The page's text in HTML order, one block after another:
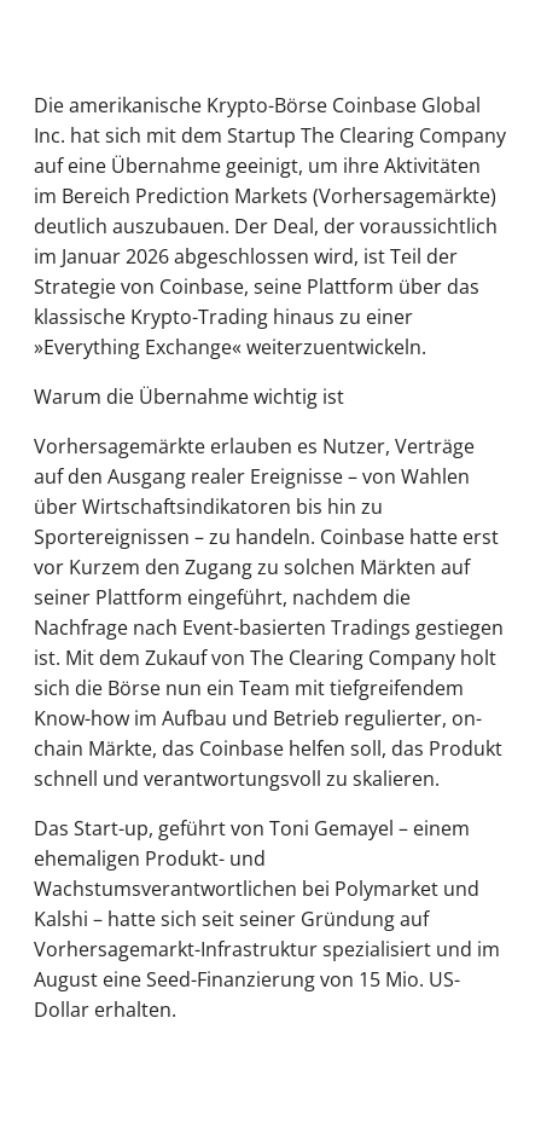
Die amerikanische Krypto-Börse Coinbase Global
Inc. hat sich mit dem Startup The Clearing Company
auf eine Übernahme geeinigt, um ihre Aktivitäten
im Bereich Prediction Markets (Vorhersagemärkte)
deutlich auszubauen. Der Deal, der voraussichtlich
im Januar 2026 abgeschlossen wird, ist Teil der
Strategie von Coinbase, seine Plattform über das
klassische Krypto-Trading hinaus zu einer
»Everything Exchange« weiterzuentwickeln.
Warum die Übernahme wichtig ist
Vorhersagemärkte erlauben es Nutzer, Verträge
auf den Ausgang realer Ereignisse – von Wahlen
über Wirtschaftsindikatoren bis hin zu
Sportereignissen – zu handeln. Coinbase hatte erst
vor Kurzem den Zugang zu solchen Märkten auf
seiner Plattform eingeführt, nachdem die
Nachfrage nach Event-basierten Tradings gestiegen
ist. Mit dem Zukauf von The Clearing Company holt
sich die Börse nun ein Team mit tiefgreifendem
Know-how im Aufbau und Betrieb regulierter, on-
chain Märkte, das Coinbase helfen soll, das Produkt
schnell und verantwortungsvoll zu skalieren.
Das Start-up, geführt von Toni Gemayel – einem
ehemaligen Produkt- und
Wachstumsverantwortlichen bei Polymarket und
Kalshi – hatte sich seit seiner Gründung auf
Vorhersagemarkt-Infrastruktur spezialisiert und im
August eine Seed-Finanzierung von 15 Mio. US-
Dollar erhalten.